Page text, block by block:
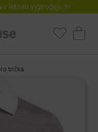
v letním výprodeji. >>
trička